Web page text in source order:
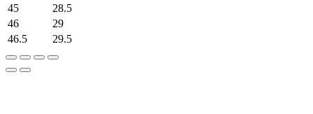
45
28.5
46
29
46.5
29.5